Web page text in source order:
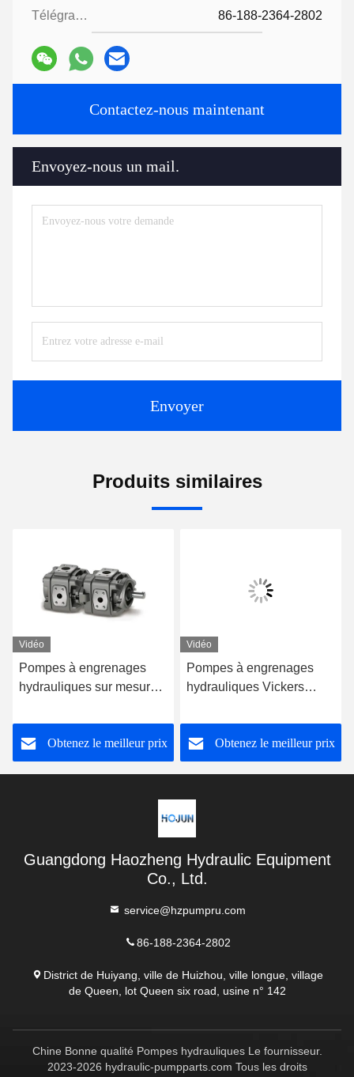
Télégramme: 86-188-2364-2802
Contactez-nous maintenant
Envoyez-nous un mail.
Envoyer
Produits similaires
Vidéo
Pompes à engrenages
hydrauliques sur mesure
GD520A121TCTCR20
Obtenez le meilleur prix
Vidéo
Pompes à engrenages
hydrauliques Vickers
engrenages externes
Obtenez le meilleur prix
Guangdong Haozheng Hydraulic Equipment
Co., Ltd.
service@hzpumpru.com
86-188-2364-2802
District de Huiyang, ville de Huizhou, ville longue, village
de Queen, lot Queen six road, usine n° 142
Chine Bonne qualité Pompes hydrauliques Le fournisseur.
2023-2026 hydraulic-pumpparts.com Tous les droits